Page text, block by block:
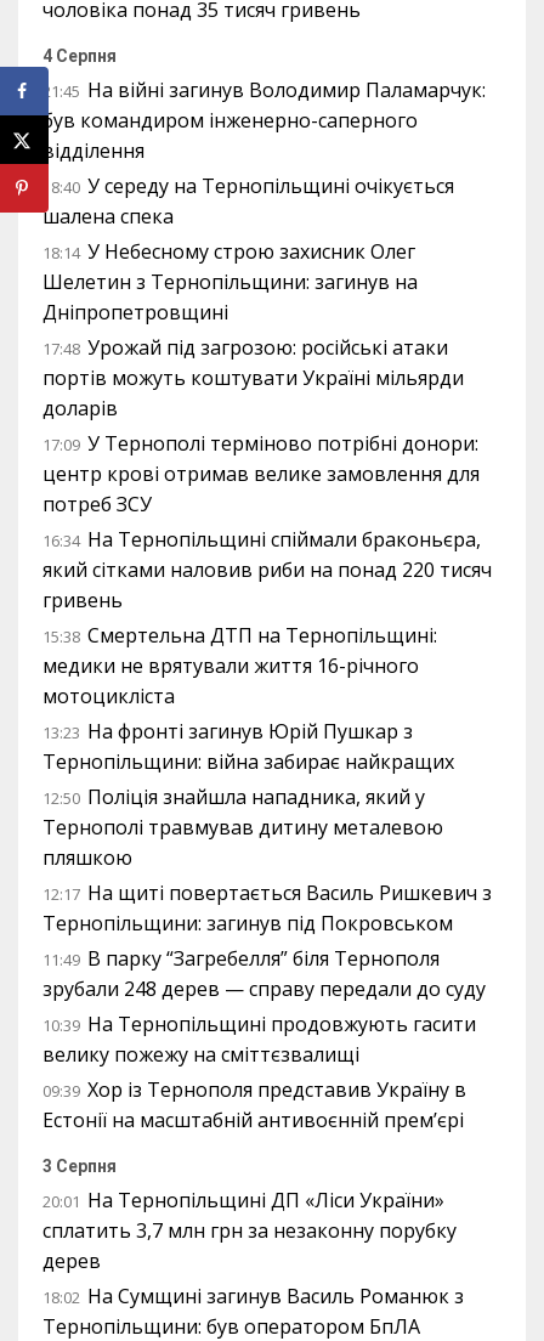
чоловіка понад 35 тисяч гривень
4 Серпня
21:45 На війні загинув Володимир Паламарчук:
був командиром інженерно-саперного
відділення
18:40 У середу на Тернопільщині очікується
шалена спека
18:14 У Небесному строю захисник Олег
Шелетин з Тернопільщини: загинув на
Дніпропетровщині
17:48 Урожай під загрозою: російські атаки
портів можуть коштувати Україні мільярди
доларів
17:09 У Тернополі терміново потрібні донори:
центр крові отримав велике замовлення для
потреб ЗСУ
16:34 На Тернопільщині спіймали браконьєра,
який сітками наловив риби на понад 220 тисяч
гривень
15:38 Смертельна ДТП на Тернопільщині:
медики не врятували життя 16-річного
мотоцикліста
13:23 На фронті загинув Юрій Пушкар з
Тернопільщини: війна забирає найкращих
12:50 Поліція знайшла нападника, який у
Тернополі травмував дитину металевою
пляшкою
12:17 На щиті повертається Василь Ришкевич з
Тернопільщини: загинув під Покровськом
11:49 В парку “Загребелля” біля Тернополя
зрубали 248 дерев — справу передали до суду
10:39 На Тернопільщині продовжують гасити
велику пожежу на сміттєзвалищі
09:39 Хор із Тернополя представив Україну в
Естонії на масштабній антивоєнній прем’єрі
3 Серпня
20:01 На Тернопільщині ДП «Ліси України»
сплатить 3,7 млн грн за незаконну порубку
дерев
18:02 На Сумщині загинув Василь Романюк з
Тернопільщини: був оператором БпЛА